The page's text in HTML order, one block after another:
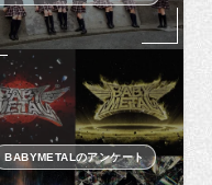
BABYMETALのアンケート